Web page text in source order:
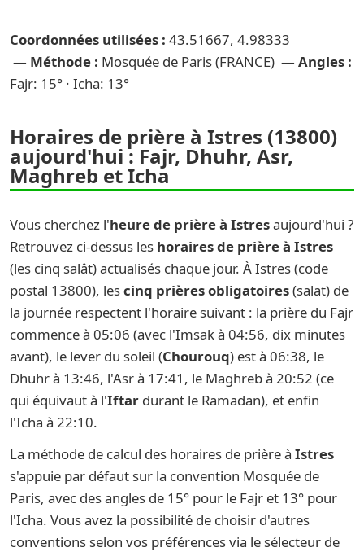
Coordonnées utilisées : 43.51667, 4.98333
— Méthode : Mosquée de Paris (FRANCE) — Angles :
Fajr: 15° · Icha: 13°
Horaires de prière à Istres (13800)
aujourd'hui : Fajr, Dhuhr, Asr,
Maghreb et Icha
Vous cherchez l'heure de prière à Istresaujourd'hui ?
Retrouvez ci-dessus les horaires de prière à Istres
(les cinq salât) actualisés chaque jour. À Istres (code
postal 13800), lescinq prières obligatoires(salat) de
la journée respectent l'horaire suivant : la prière du Fajr
commence à 05:06 (avec l'Imsak à 04:56, dix minutes
avant), le lever du soleil (Chourouq) est à 06:38, le
Dhuhr à 13:46, l'Asr à 17:41, le Maghreb à 20:52 (ce
qui équivaut à l'Iftar durant le Ramadan), et enfin
l'Icha à 22:10.
La méthode de calcul des horaires de prière à Istres
s'appuie par défaut sur la convention Mosquée de
Paris, avec des angles de 15° pour le Fajr et 13° pour
l'Icha. Vous avez la possibilité de choisir d'autres
conventions selon vos préférences via le sélecteur de